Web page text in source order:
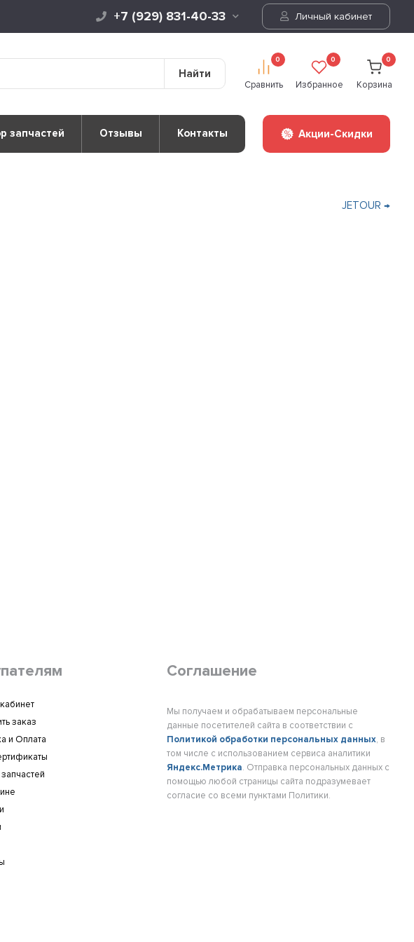
+7 (929) 831-40-33 Личный кабинет
Найти
0
Сравнить
0
Избранное
0
Корзина
запчастей Отзывы Контакты Акции-Скидки
JETOUR →
заказ
и Оплата
Соглашение
Мы получаем и обрабатываем персональные
данные посетителей сайта в соответствии с
Политикой обработки персональных данных, в
том числе с использованием сервиса аналитики
Яндекс.Метрика. Отправка персональных данных с
помощью любой страницы сайта подразумевает
согласие со всеми пунктами Политики.